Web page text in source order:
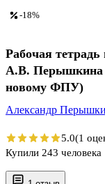
-18%
Рабочая
А.В. Перышкина
новому ФПУ)
Александр
5.0(1
Купили 243 человека